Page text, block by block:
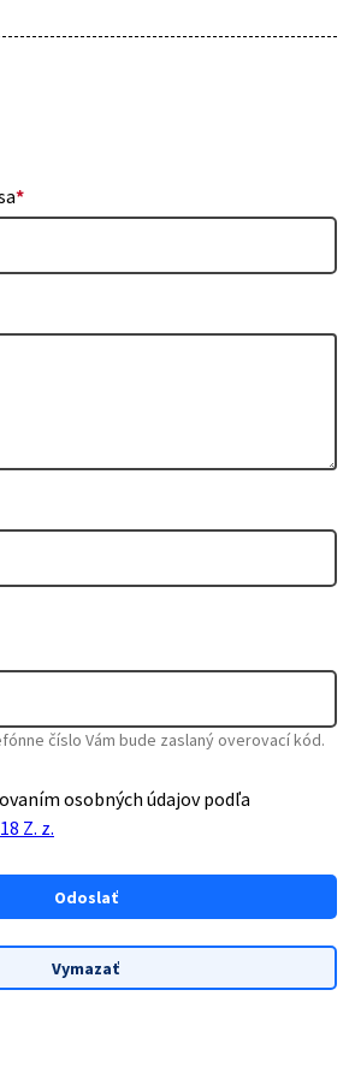
*
číslo Vám bude zaslaný overovací kód.
osobných údajov podľa
Z. z.